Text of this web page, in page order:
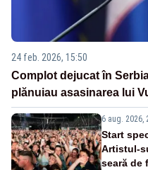
24 feb. 2026, 15:50
Complot dejucat în
plănuiau asasinarea lui
6 aug. 2026,
Start
Artistul-
seară de